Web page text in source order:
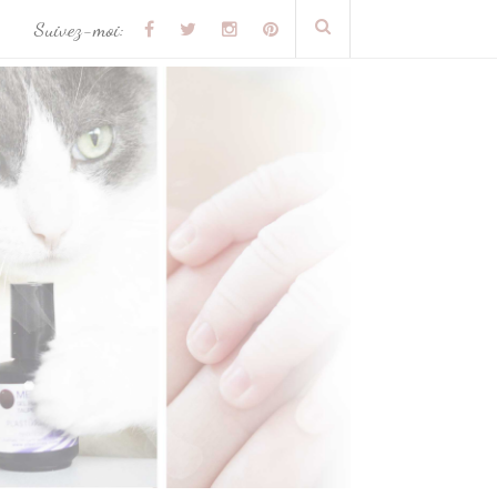
Suivez-moi: